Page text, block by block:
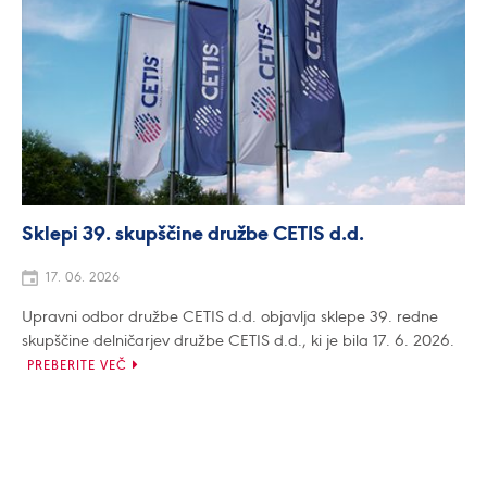
Sklepi 39. skupščine družbe CETIS d.d.
17. 06. 2026
Upravni odbor družbe CETIS d.d. objavlja sklepe 39. redne
skupščine delničarjev družbe CETIS d.d., ki je bila 17. 6. 2026.
PREBERITE VEČ